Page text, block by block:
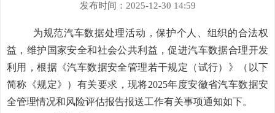
发布时间：2025-12-30 14:59
为规范汽车数据处理活动，保护个人、组织的合法权
益，维护国家安全和社会公共利益，促进汽车数据合理开发
利用，根据《汽车数据安全管理若干规定（试行）》（以下
简称《规定》）有关要求，现将2025年度安徽省汽车数据安
全管理情况和风险评估报告报送工作有关事项通知如下。